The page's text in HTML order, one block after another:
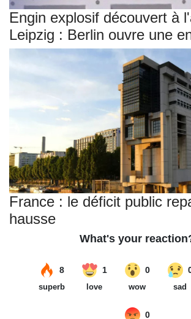
Engin explosif découvert à
Leipzig : Berlin ouvre une
France : le déficit public
hausse